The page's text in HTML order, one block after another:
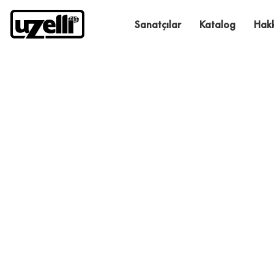
Sanatçılar Katalog